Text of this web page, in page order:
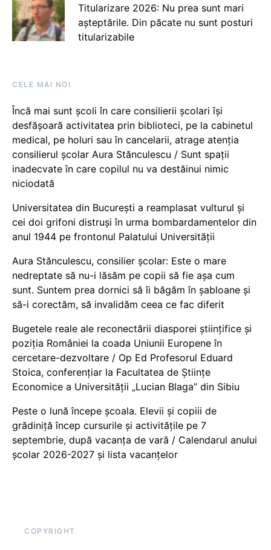
Titularizare 2026: Nu prea sunt mari
așteptările. Din păcate nu sunt posturi
titularizabile
CELE MAI NOI
Încă mai sunt școli în care consilierii școlari își
desfășoară activitatea prin biblioteci, pe la cabinetul
medical, pe holuri sau în cancelarii, atrage atenția
consilierul școlar Aura Stănculescu / Sunt spații
inadecvate în care copilul nu va destăinui nimic
niciodată
Universitatea din București a reamplasat vulturul și
cei doi grifoni distruși în urma bombardamentelor din
anul 1944 pe frontonul Palatului Universității
Aura Stănculescu, consilier școlar: Este o mare
nedreptate să nu-i lăsăm pe copii să fie așa cum
sunt. Suntem prea dornici să îi băgăm în șabloane și
să-i corectăm, să invalidăm ceea ce fac diferit
Bugetele reale ale reconectării diasporei științifice și
poziția României la coada Uniunii Europene în
cercetare-dezvoltare / Op Ed Profesorul Eduard
Stoica, conferențiar la Facultatea de Științe
Economice a Universității „Lucian Blaga” din Sibiu
Peste o lună începe școala. Elevii și copiii de
grădiniță încep cursurile și activitățile pe 7
septembrie, după vacanța de vară / Calendarul anului
școlar 2026-2027 și lista vacanțelor
COPYRIGHT